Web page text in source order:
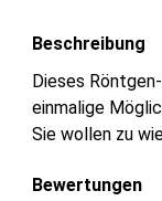
Beschreibung
Dieses
einmalige
Sie wollen zu
Bewertungen